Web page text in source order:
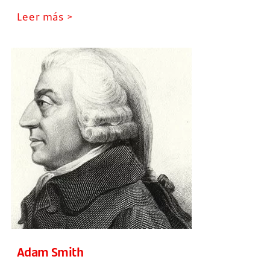
Leer más >
Adam Smith